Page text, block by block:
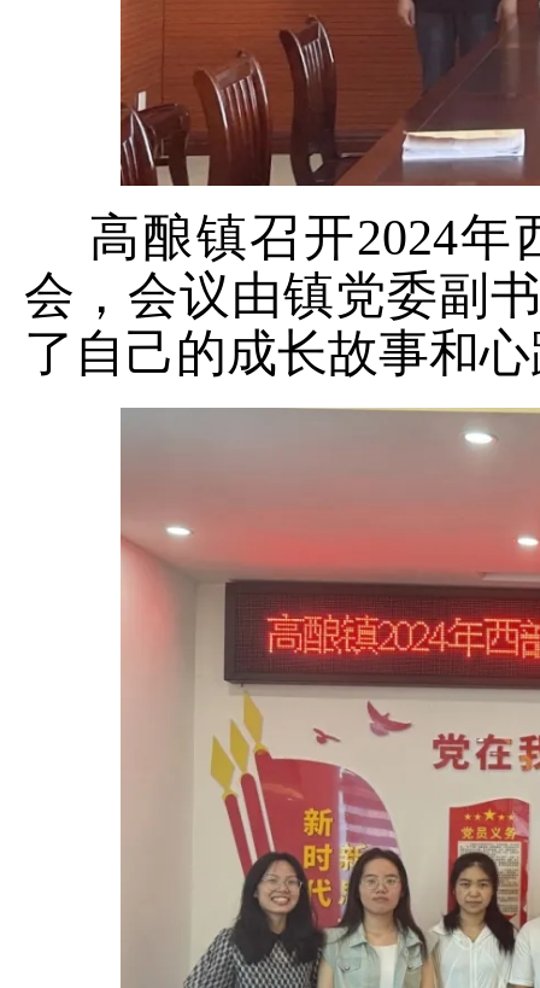
高酿镇召开2024
会，会议由镇党委副
了自己的成长故事和